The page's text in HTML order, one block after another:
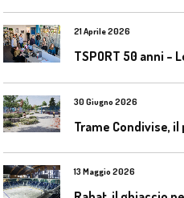
21 Aprile 2026
TSPORT 50 anni –
30 Giugno 2026
13 Maggio 2026